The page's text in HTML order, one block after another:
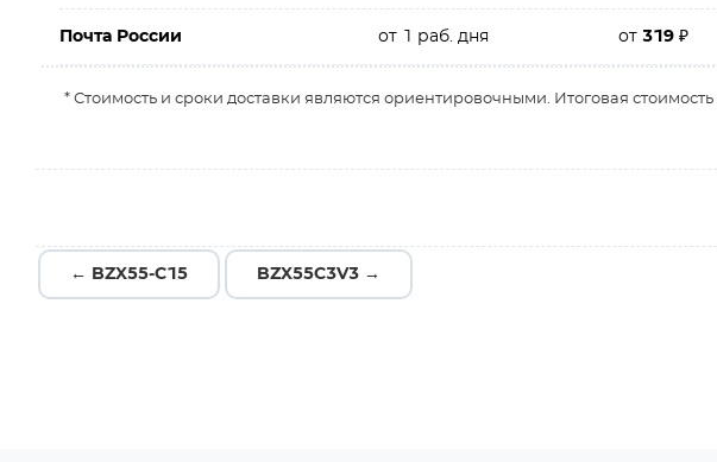
Почта России от 1 раб. дня от319₽
* Стоимость и сроки доставки являются ориентировочными. Итоговая
← BZX55-C15 BZX55C3V3 →